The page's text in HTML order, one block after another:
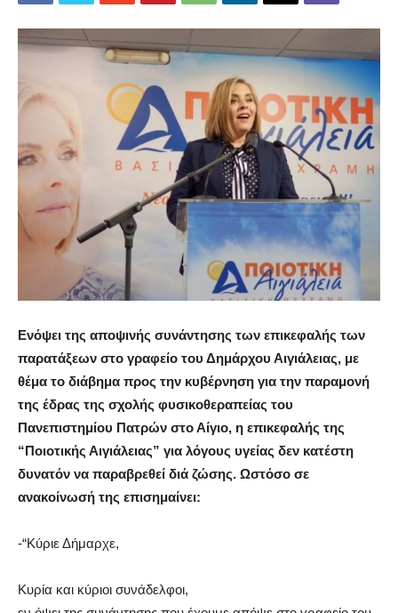
Ενόψει της αποψινής συνάντησης των επικεφαλής των
παρατάξεων στο γραφείο του Δημάρχου Αιγιάλειας, με
θέμα το διάβημα προς την κυβέρνηση για την παραμονή
της έδρας της σχολής φυσικοθεραπείας του
Πανεπιστημίου Πατρών στο Αίγιο, η επικεφαλής της
“Ποιοτικής Αιγιάλειας” για λόγους υγείας δεν κατέστη
δυνατόν να παραβρεθεί διά ζώσης. Ωστόσο σε
ανακοίνωσή της επισημαίνει:
-“Κύριε Δήμαρχε,
Κυρία και κύριοι συνάδελφοι,